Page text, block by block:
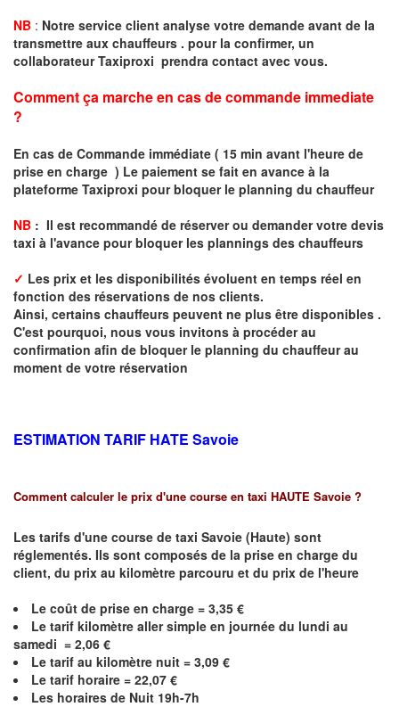
NB : Notre service client analyse votre demande avant de la
transmettre aux chauffeurs . pour la confirmer, un
collaborateur Taxiproxi prendra contact avec vous.
Comment ça marche en cas de commande immediate
?
En cas de Commande immédiate ( 15 min avant l'heure de
prise en charge ) Le paiement se fait en avance à la
plateforme Taxiproxi pour bloquer le planning du chauffeur
NB : Il est recommandé de réserverou demandervotre devis
taxi à l'avance pour bloquer les plannings des chauffeurs
✓ Les prix et les disponibilités évoluent en temps réel en
fonction des réservations de nos clients.
Ainsi, certains chauffeurs peuvent ne plus être disponibles .
C'est pourquoi, nous vous invitons à procéder au
confirmation afin de bloquer le planning du chauffeur au
moment de votre réservation
ESTIMATION TARIF HATE Savoie
Comment calculer le prix d'une course en taxi HAUTE Savoie ?
Les tarifs d'une course de taxi Savoie (Haute) sont
réglementés. Ils sont composés de la prise en charge du
client, du prix au kilomètre parcouru et du prix de l'heure
Le coût de prise en charge = 3,35 €
Le tarif kilomètre aller simple en journée du lundi au
samedi = 2,06 €
Le tarif au kilomètre nuit = 3,09 €
Le tarif horaire = 22,07 €
Les horaires de Nuit 19h-7h